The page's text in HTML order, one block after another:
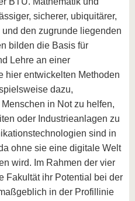
sicherer, ubiquitärer,
den zugrunde liegenden
bilden die Basis für
Lehre an einer
hier entwickelten Methoden
dazu,
in Not zu helfen,
oder Industrieanlagen zu
sind in
ohne sie eine digitale Welt
wird. Im Rahmen der vier
Fakultät ihr Potential bei der
in der Profillinie